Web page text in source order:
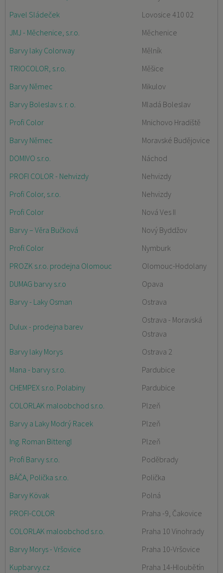
Pavel Sládeček
Lovosice 410 02
JMJ - Měchenice, s.r.o.
Měchenice
Barvy laky Colorway
Mělník
TRIOCOLOR, s.r.o.
Měšice
Barvy Němec
Mikulov
Barvy Boleslav s. r. o.
Mladá Boleslav
Profi Color
Mnichovo Hradiště
Barvy Němec
Moravské Budějovice
DOMIVO s.r.o.
Náchod
PROFI COLOR - Nehvizdy
Nehvizdy
Profi Color, s.r.o.
Nehvizdy
Profi Color
Nová Ves II
Barvy – Věra Bučková
Nový Byddžov
Profi Color
Nymburk
PROZK s.r.o. prodejna Olomouc
Olomouc-Hodolany
DUMAG barvy s.r.o
Opava
Barvy - Laky Osman
Ostrava
Dulux - prodejna barev
Ostrava - Moravská
Ostrava
Barvy laky Morys
Ostrava 2
Mana - barvy s.r.o.
Pardubice
CHEMPEX s.r.o. Polabiny
Pardubice
COLORLAK maloobchod s.r.o.
Plzeň
Barvy a Laky Modrý Racek
Plzeň
Ing. Roman Bittengl
Plzeň
Profi Barvy s.r.o.
Poděbrady
BÁČA, Polička s.r.o.
Polička
Barvy Kövak
Polná
PROFI-COLOR
Praha -9, Čakovice
COLORLAK maloobchod s.r.o.
Praha 10 Vinohrady
Barvy Morys - Vršovice
Praha 10-Vršovice
Kupbarvy.cz
Praha 14-Hloubětín